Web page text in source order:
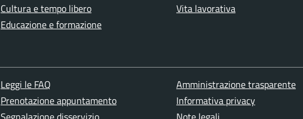
Cultura e tempo libero
Educazione e formazione
Vita lavorativa
Leggi le FAQ
Prenotazione appuntamento
Amministrazione trasparente
Informativa privacy